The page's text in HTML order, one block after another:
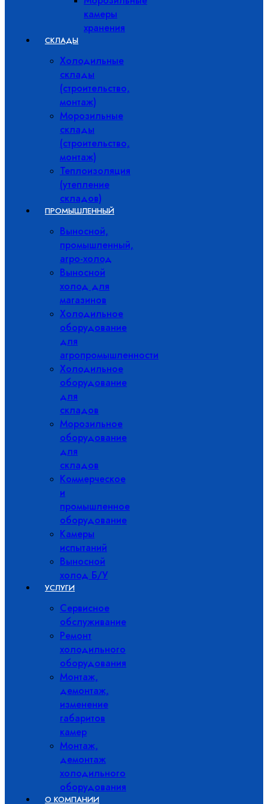
камеры
хранения
СКЛАДЫ
Холодильные
склады
(строительство,
монтаж)
Морозильные
склады
(строительство,
монтаж)
Теплоизоляция
(утепление
складов)
ПРОМЫШЛЕННЫЙ
Выносной,
промышленный,
агро-холод
Выносной
холод для
магазинов
Холодильное
оборудование
для
агропромышленности
Холодильное
оборудование
для
складов
Морозильное
оборудование
для
складов
Коммерческое
и
промышленное
оборудование
Камеры
испытаний
Выносной
холод Б/У
УСЛУГИ
Сервисное
обслуживание
Ремонт
холодильного
оборудования
Монтаж,
демонтаж,
изменение
габаритов
камер
Монтаж,
демонтаж
холодильного
оборудования
О КОМПАНИИ